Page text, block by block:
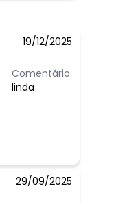
19/12/2025
Comentário:
linda
29/09/2025